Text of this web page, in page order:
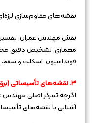
نقشه‌های مقاوم‌سازی
نقش مهندس عمران: تفسیر
معماری، تشخیص دقیق محل
فونداسیون، اسکلت و سقف.
3. نقشه‌های تأسیساتی (برق و مکانیک)
اگرچه تمرکز اصلی مهندس
آشنایی با نقشه‌های